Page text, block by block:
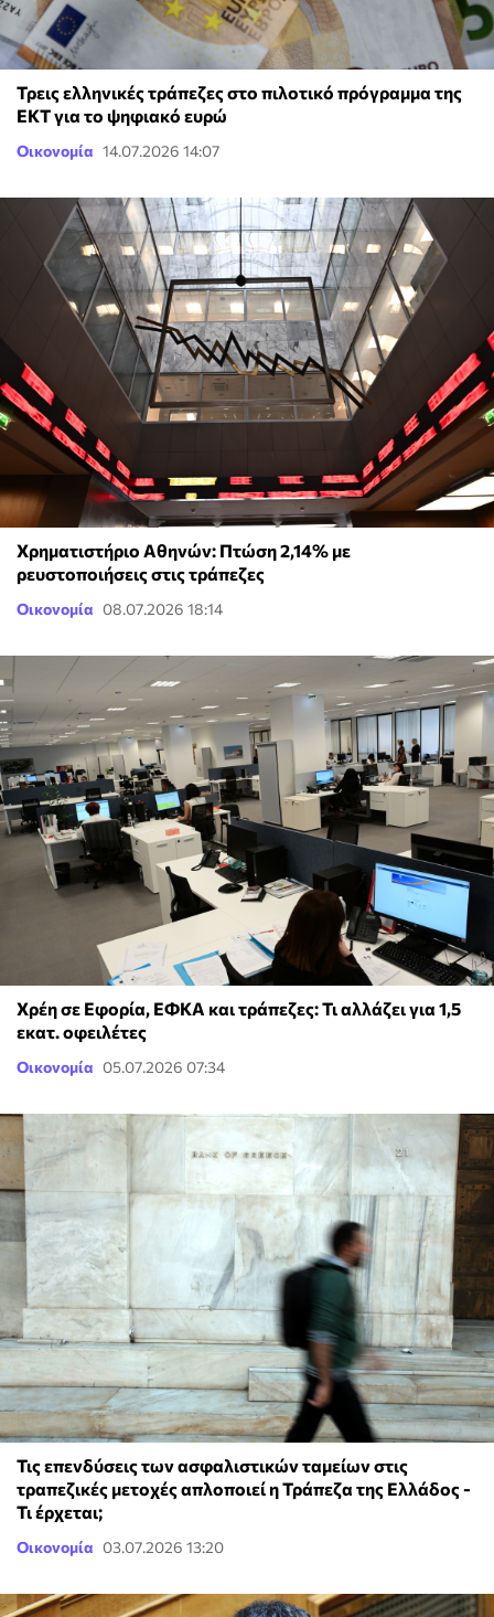
Τρεις ελληνικές τράπεζες στο πιλοτικό πρόγραμμα της
ΕΚΤ για το ψηφιακό ευρώ
Οικονομία 14.07.2026 14:07
Χρηματιστήριο Αθηνών: Πτώση 2,14% με
ρευστοποιήσεις στις τράπεζες
Οικονομία 08.07.2026 18:14
Χρέη σε Εφορία, ΕΦΚΑ και τράπεζες: Τι αλλάζει για 1,5
εκατ. οφειλέτες
Οικονομία 05.07.2026 07:34
Τις επενδύσεις των ασφαλιστικών ταμείων στις
τραπεζικές μετοχές απλοποιεί η Τράπεζα της Ελλάδος -
Τι έρχεται;
Οικονομία 03.07.2026 13:20